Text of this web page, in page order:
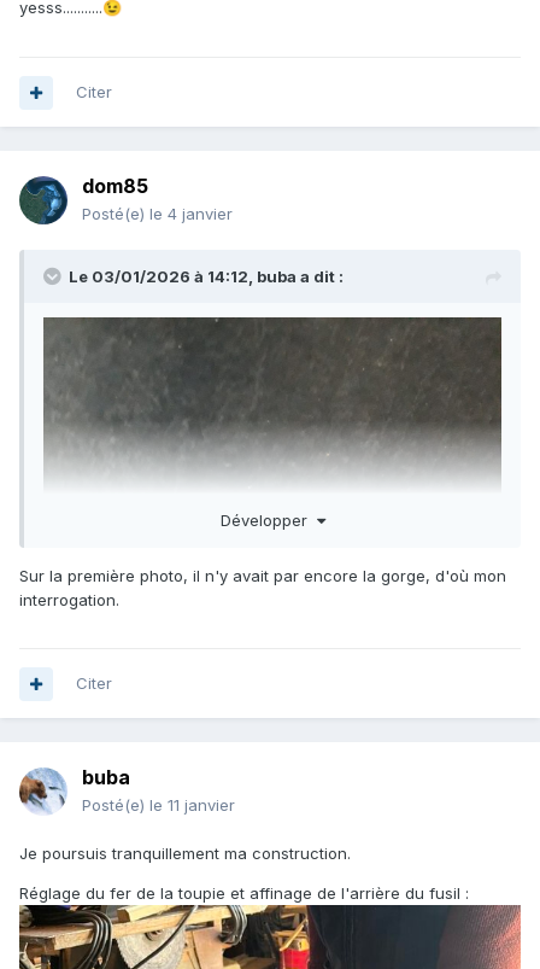
yesss...........😉
Citer
dom85
Posté(e) le 4 janvier
Le 03/01/2026 à 14:12, buba a dit :
Développer
Sur la première photo, il n'y avait par encore la gorge, d'où mon
interrogation.
Citer
buba
Posté(e) le 11 janvier
Je poursuis tranquillement ma construction.
Réglage du fer de la toupie et affinage de l'arrière du fusil :